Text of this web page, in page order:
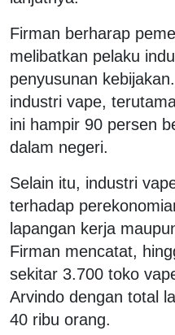
Firman berharap
melibatkan pelaku
penyusunan
industri vape,
ini hampir 90 persen
dalam negeri.
Selain itu, industri
terhadap
lapangan kerja
Firman mencatat,
sekitar 3.700 toko
Arvindo dengan total
40 ribu orang.